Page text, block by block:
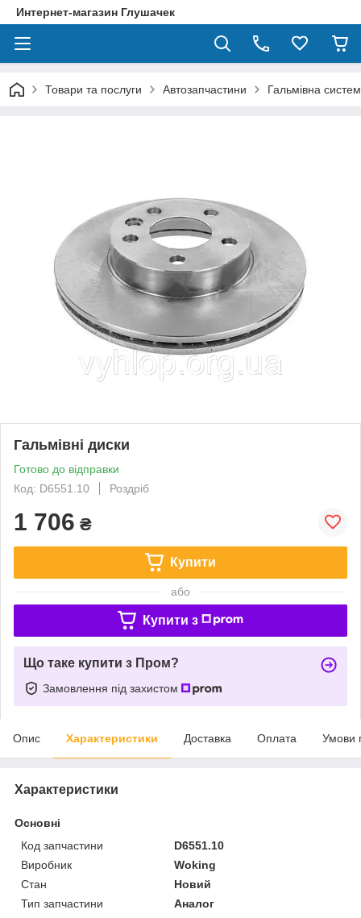
Интернет-магазин Глушачек
Товари та послуги Автозапчастини Гальмівна
Гальмівні диски
Готово до відправки
Код: D6551.10
Роздріб
1 706 ₴
Купити
або
Купити з
Що таке купити з Пром?
Замовлення під захистом
Опис Характеристики Доставка Оплата Умови
Характеристики
Основні
Код запчастини
D6551.10
Виробник
Woking
Стан
Новий
Тип запчастини
Аналог